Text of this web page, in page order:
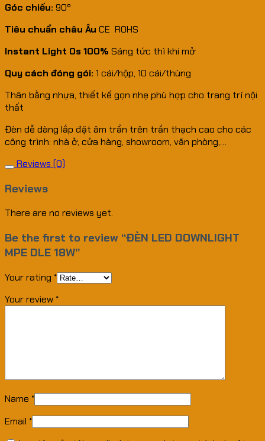
Góc chiếu: 90º
Tiêu chuẩn châu Âu CE ROHS
Instant Light 0s 100% Sáng tức thì khi mở
Quy cách đóng gói: 1 cái/hộp, 10 cái/thùng
Thân bằng nhựa, thiết kế gọn nhẹ phù hợp cho trang trí nội
thất
Đèn dễ dàng lắp đặt âm trần trên trần thạch cao cho các
công trình: nhà ở, cửa hàng, showroom, văn phòng,…
Reviews (0)
Reviews
There are no reviews yet.
Be the first to review “ĐÈN LED DOWNLIGHT
MPE DLE 18W”
Your rating *
Your review *
Name *
Email *